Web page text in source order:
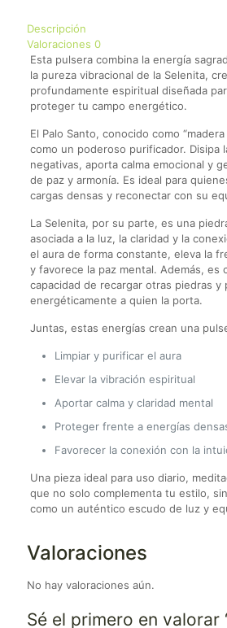
Descripción
Valoraciones 0
Esta pulsera combina la energía
la pureza vibracional de la Selenita,
profundamente espiritual diseñada
proteger tu campo energético.
El Palo Santo, conocido como
como un poderoso purificador. Disipa
negativas, aporta calma emocional y
de paz y armonía. Es ideal para
cargas densas y reconectar con su
La Selenita, por su parte, es una
asociada a la luz, la claridad y la
el aura de forma constante, eleva la
y favorece la paz mental. Además, es
capacidad de recargar otras piedras y
energéticamente a quien la porta.
Juntas, estas energías crean una
Limpiar y purificar el aura
Elevar la vibración espiritual
Aportar calma y claridad mental
Proteger frente a energías
Favorecer la conexión con la
Una pieza ideal para uso diario,
que no solo complementa tu estilo,
como un auténtico escudo de luz y
Valoraciones
No hay valoraciones aún.
Sé el primero en valorar